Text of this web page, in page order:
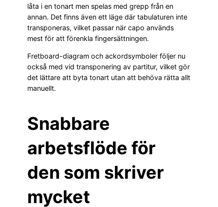
låta i en tonart men spelas med grepp från en
annan. Det finns även ett läge där tabulaturen inte
transponeras, vilket passar när capo används
mest för att förenkla fingersättningen.
Fretboard-diagram och ackordsymboler följer nu
också med vid transponering av partitur, vilket gör
det lättare att byta tonart utan att behöva rätta allt
manuellt.
Snabbare
arbetsflöde för
den som skriver
mycket